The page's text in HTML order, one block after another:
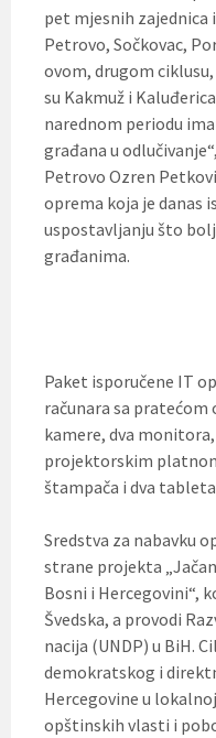
pet mjesnih zajednica
Petrovo, Sočkovac,
ovom, drugom
su Kakmuž i
narednom periodu
građana u
Petrovo Ozren
oprema koja je danas
uspostavljanju što
građanima.
Paket isporučene IT
računara sa pratećom
kamere, dva
projektorskim
štampača i dva
Sredstva za nabavku
strane projekta
Bosni i Hercegovini“,
Švedska, a provodi
nacija (UNDP) u BiH.
demokratskog i
Hercegovine u
opštinskih vlasti i